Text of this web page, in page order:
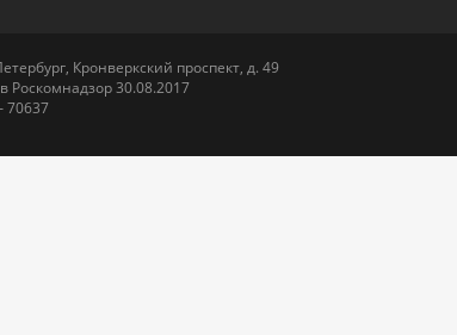
Кронверкский проспект, д. 49
Роскомнадзор 30.08.2017
70637